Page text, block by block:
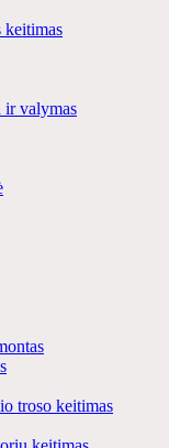
keitimas
valymas
troso keitimas